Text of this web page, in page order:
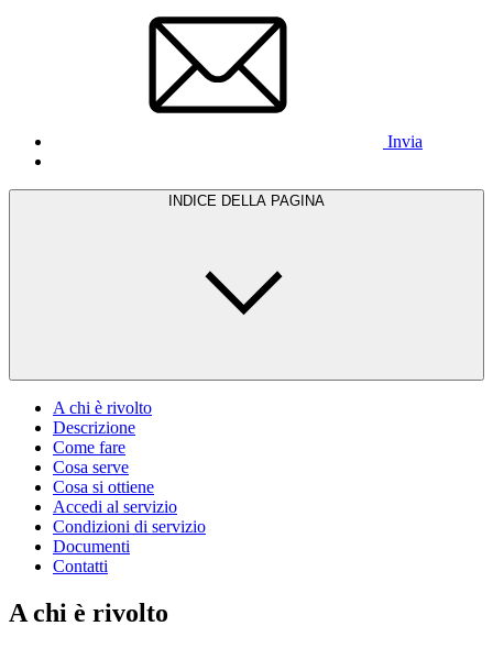
Invia
INDICE DELLA PAGINA
A chi è rivolto
Descrizione
Come fare
Cosa serve
Cosa si ottiene
Accedi al servizio
Condizioni di servizio
Documenti
Contatti
A chi è rivolto